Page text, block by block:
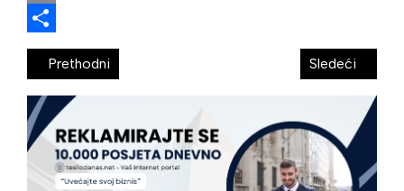
Email
Share
Prethodni Sledeći